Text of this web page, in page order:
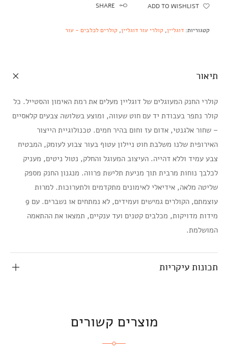
ADD TO WISHLIST
SHARE
קטגוריות:דוגליין, קולרי עור דוגליין, קולרים לכלבים - עור
תיאור
קולרי החנק המעוגלים של דוגליין מעלים את רמת האימון והסטייל. כל
קולר נתפר בעבודת יד עם חוט שעווה, ומוצע בשלושה צבעים קלאסיים
– שחור אלגנטי, אדום עז וחום בהיר חמים. טכנולוגיית הייצור
האירופית שלנו משלבת חוט ניילון עטוף בעור צבוע לעומק, המבטיח
צבע עמיד וללא דהייה. העיצוב המעוגל והחלק, נטול ניטים, מעניק
לכלבך נוחות מרבית תוך מניעת תלישת פרווה. מנגנון החנק מספק
שליטה מלאה, אידיאלי לאימונים מתקדמים ולתערוכות. למרות
עוצמתם, הקולרים גמישים ועמידים, לא נמתחים או נשברים. עם 9
מידות מדויקות, מכלבים קטנים ועד ענקיים, תמצאו את ההתאמה
המושלמת.
תכונות עיקריות
מוצרים קשורים